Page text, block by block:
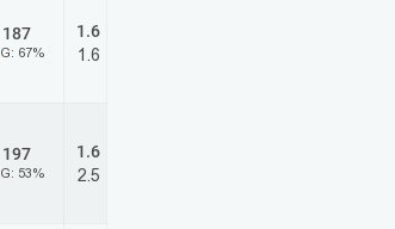
187
G: 67%
1.6
1.6
197
G: 53%
1.6
2.5